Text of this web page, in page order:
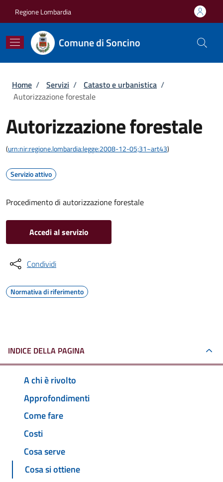
Regione Lombardia
Comune di Soncino
Briciole di pane
Home / Servizi / Catasto e urbanistica /
Autorizzazione forestale
Autorizzazione forestale
(urn:nir:regione.lombardia:legge:2008-12-05;31~art43)
Servizio attivo
Procedimento di autorizzazione forestale
Accedi al servizio
Condividi
Normativa di riferimento
INDICE DELLA PAGINA
A chi è rivolto
Approfondimenti
Come fare
Costi
Cosa serve
Cosa si ottiene